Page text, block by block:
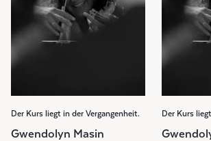
Der Kurs liegt in der Vergangenheit.
Gwendolyn Masin
Der Kurs